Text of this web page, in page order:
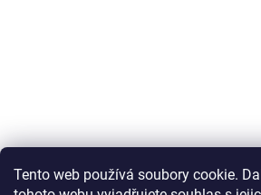
Tento web používá soubory cookie.